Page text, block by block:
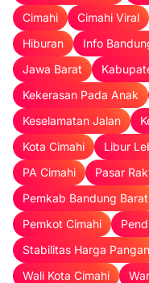
Cimahi
Cimahi Viral
Hiburan
Info
Jawa Barat
Kekerasan Pada Anak
Keselamatan Jalan
Kota Cimahi
Libur
PA Cimahi
Pasar
Pemkab Bandung Barat
Pemkot Cimahi
Stabilitas Harga Pangan
Wali Kota Cimahi